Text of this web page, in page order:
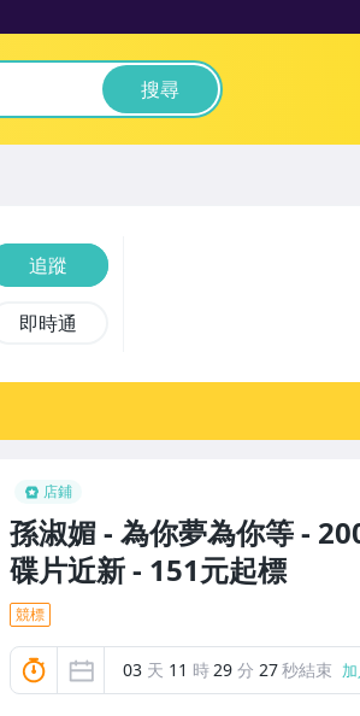
搜尋
店鋪
孫淑媚 - 為你夢為你等 -
碟片近新 - 151元起標
競標
03 天 11 時29 分 26秒結束
追蹤
即時通